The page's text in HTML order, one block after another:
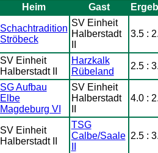
Heim Gast
Schachtradition
Ströbeck
SV Einheit
Halberstadt
3.5 :
SV Einheit
Halberstadt II
Harzkalk
Rübeland
2.5 :
SG Aufbau
Elbe
Magdeburg VI
SV Einheit
Halberstadt
4.0 :
SV Einheit
Halberstadt II
TSG
Calbe/Saale 2.5 :